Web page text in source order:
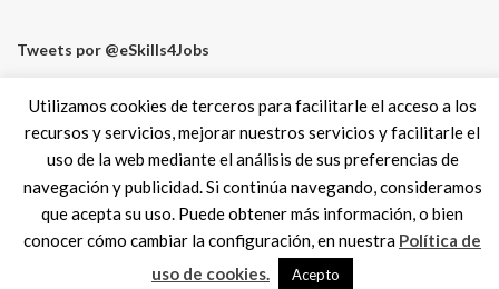
Tweets por @eSkills4Jobs
Política de Cookies
MadisonMk
Utilizamos cookies de terceros para facilitarle el acceso a los
recursos y servicios, mejorar nuestros servicios y facilitarle el
uso de la web mediante el análisis de sus preferencias de
navegación y publicidad. Si continúa navegando, consideramos
que acepta su uso. Puede obtener más información, o bien
conocer cómo cambiar la configuración, en nuestra Política de
uso de cookies.
Acepto